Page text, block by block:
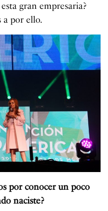
gran empresaria?
a por ello.
por conocer un poco
naciste?